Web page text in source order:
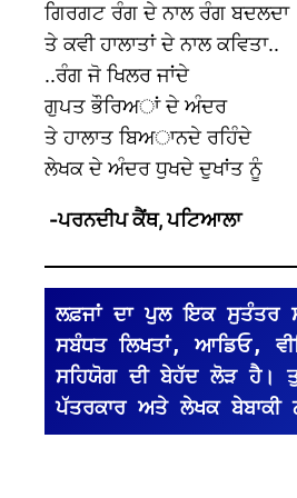
ਗਿਰਗਟ ਰੰਗ ਦੇ ਨਾਲ ਰੰਗ ਬਦਲਦਾ
ਤੇ ਕਵੀ ਹਾਲਾਤਾਂ ਦੇ ਨਾਲ ਕਵਿਤਾ..
..ਰੰਗ ਜੋ ਖਿਲਰ ਜਾਂਦੇ
ਗੁਪਤ ਭੌਰਿਅਾਂ ਦੇ ਅੰਦਰ
ਤੇ ਹਾਲਾਤ ਬਿਅਾਨਦੇ ਰਹਿੰਦੇ
ਲੇਖਕ ਦੇ ਅੰਦਰ ਧੁਖਦੇ ਦੁਖਾਂਤ ਨੂੰ
-ਪਰਨਦੀਪ ਕੈਂਥ, ਪਟਿਆਲਾ
ਲਫ਼ਜਾਂ ਦਾ ਪੁਲ ਇਕ ਸੁਤੰਤਰ
ਸਬੰਧਤ ਲਿਖਤਾਂ, ਆਡਿਓ,
ਸਹਿਯੋਗ ਦੀ ਬੇਹੱਦ ਲੋੜ ਹੈ।
ਪੱਤਰਕਾਰ ਅਤੇ ਲੇਖਕ ਬੇਬਾਕੀ